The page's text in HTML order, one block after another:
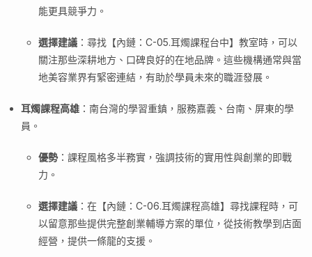
能更具競爭力。
選擇建議 ：尋找【內鏈：C-05.耳燭課程台中】教室時，可以
關注那些深耕地方、口碑良好的在地品牌。這些機構通常與當
地美容業界有緊密連結，有助於學員未來的職涯發展。
耳燭課程高雄 ：南台灣的學習重鎮，服務嘉義、台南、屏東的學
員。
優勢：課程風格多半務實，強調技術的實用性與創業的即戰
力。
選擇建議 ：在【內鏈：C-06.耳燭課程高雄】尋找課程時，可
以留意那些提供完整創業輔導方案的單位，從技術教學到店面
經營，提供一條龍的支援。